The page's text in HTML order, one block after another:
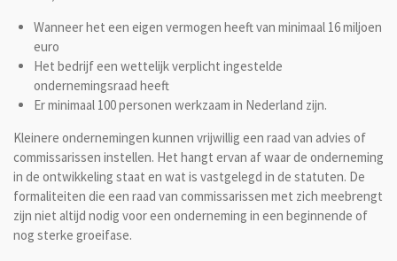
Wanneer het een eigen vermogen heeft van minimaal 16 miljoen
euro
Het bedrijf een wettelijk verplicht ingestelde
ondernemingsraad heeft
Er minimaal 100 personen werkzaam in Nederland zijn.
Kleinere ondernemingen kunnen vrijwillig een raad van advies of
commissarissen instellen. Het hangt ervan af waar de onderneming
in de ontwikkeling staat en wat is vastgelegd in de statuten. De
formaliteiten die een raad van commissarissen met zich meebrengt
zijn niet altijd nodig voor een onderneming in een beginnende of
nog sterke groeifase.